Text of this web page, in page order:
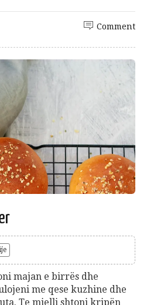
Comment
majan e birrës dhe
me qese kuzhine dhe
Te mielli shtoni kripën